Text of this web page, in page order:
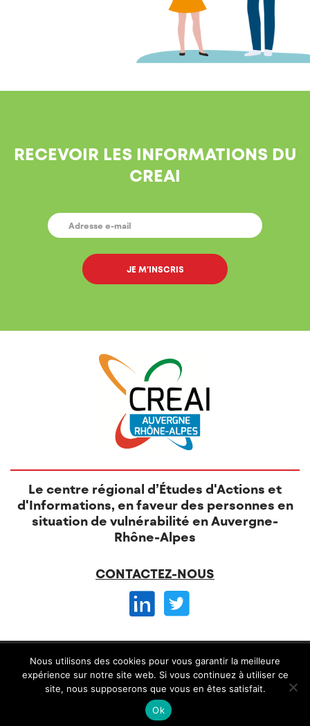
RECEVOIR LES INFORMATIONS DU
CREAI
E-
MAIL *
Le centre régional d’Études d'Actions et
d'Informations, en faveur des personnes en
situation de vulnérabilité en Auvergne-
Rhône-Alpes
CONTACTEZ-NOUS
© CREAI 2026 -
Mentions légales
CGV et règlement intérieur
ConceptionAlteriade
Nous utilisons des cookies pour vous garantir la meilleure
expérience sur notre site web. Si vous continuez à utiliser ce
site, nous supposerons que vous en êtes satisfait.
Ok